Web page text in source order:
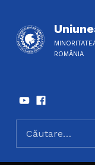
ROMÂNIA
SOCIAL LINKS
YoutubeFacebook
SEARCH THE SITE
Caută după: